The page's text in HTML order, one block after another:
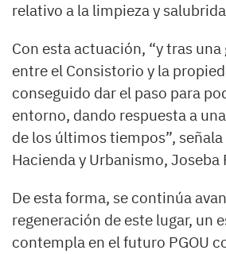
relativo a la limpieza y
Con esta actuación, “y tras
entre el Consistorio y la
conseguido dar el paso para
entorno, dando respuesta a
de los últimos tiempos”,
Hacienda y Urbanismo, Joseba
De esta forma, se continúa
regeneración de este lugar, un
contempla en el futuro PGOU